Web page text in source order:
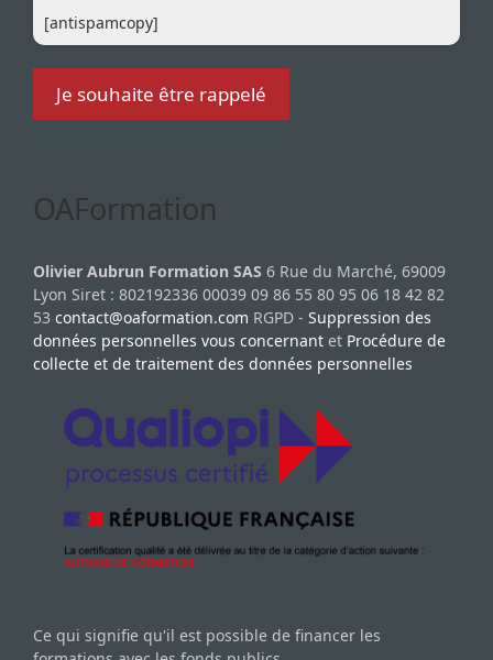
[antispamcopy]
OAFormation
Olivier Aubrun Formation SAS 6 Rue du Marché, 69009
Lyon Siret : 802192336 00039 09 86 55 80 95 06 18 42 82
53 contact@oaformation.com RGPD - Suppression des
données personnelles vous concernant et Procédure de
collecte et de traitement des données personnelles
Ce qui signifie qu'il est possible de financer les